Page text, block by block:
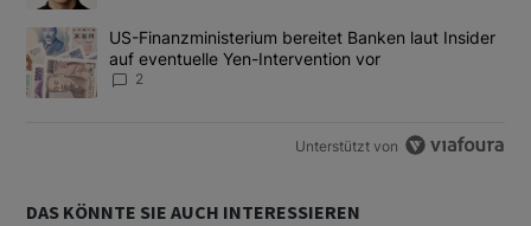
Ein Trendartikel mit dem Titel "US-Finanzministerium bereitet
US-Finanzministerium bereitet Banken laut Insider
auf eventuelle Yen-Intervention vor
2
Unterstützt von
DAS KÖNNTE SIE AUCH INTERESSIEREN